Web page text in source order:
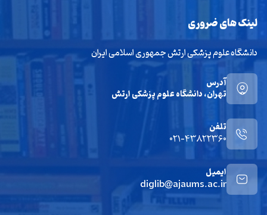
لینک های ضروری
دانشگاه علوم پزشکی ارتش جمهوری اسلامی ایران
آدرس
تهران، دانشگاه علوم پزشکی ارتش
تلفن
021-43822360
ایمیل
diglib@ajaums.ac.ir